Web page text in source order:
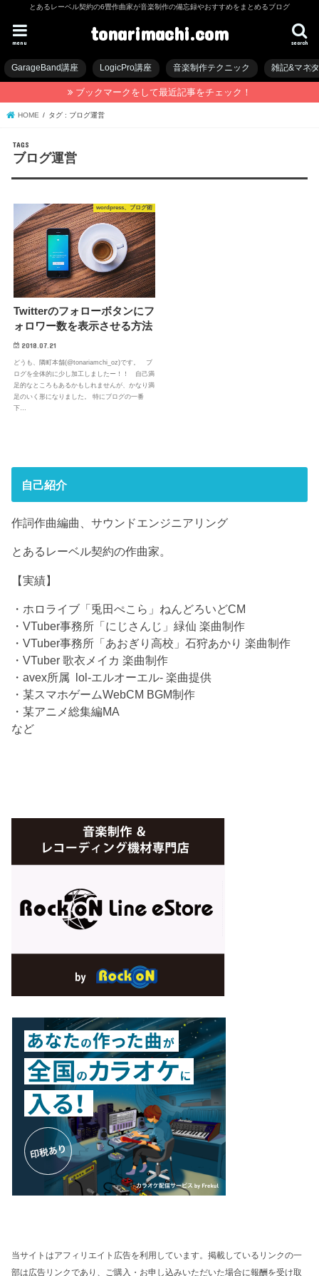
とあるレーベル契約の6畳作曲家が音楽制作の備忘録やおすすめをまとめるブログ
tonarimachi.com search
menu
GarageBand講座 LogicPro講座 音楽制作テクニック 雑記&マネ
ブックマークをして最近記事をチェック！
HOME タグ : ブログ運営
ブログ運営
wordpress、ブログ術
Twitterのフォローボタンにフ
ォロワー数を表示させる方法
2018.07.21
どうも、隣町本舗(@tonariamchi_oz)です。 ブ
ログを全体的に少し加工しましたー！！ 自己満
足的なところもあるかもしれませんが、かなり満
足のいく形になりました。 特にブログの一番
下…
自己紹介
作詞作曲編曲、サウンドエンジニアリング
とあるレーベル契約の作曲家。
【実績】
・ホロライブ「兎田ぺこら」ねんどろいどCM
・VTuber事務所「にじさんじ」緑仙 楽曲制作
・VTuber事務所「あおぎり高校」石狩あかり 楽曲制作
・VTuber 歌衣メイカ 楽曲制作
・avex所属 lol-エルオーエル- 楽曲提供
・某スマホゲームWebCM BGM制作
・某アニメ総集編MA
など
当サイトはアフィリエイト広告を利用しています。掲載しているリンクの一
部は広告リンクであり、ご購入・お申し込みいただいた場合に報酬を受け取